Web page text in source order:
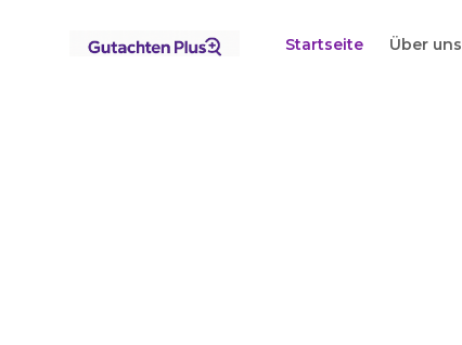
Startseite Über uns
StartseiteStandorte Brandenburg Frankfurt (Oder)